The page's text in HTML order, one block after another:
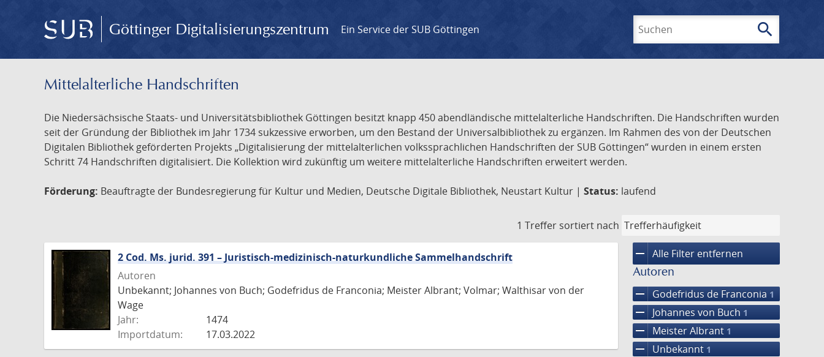
Göttinger Digitalisierungszentrum Ein Service der SUB Göttingen search
Mittelalterliche Handschriften
Die Niedersächsische Staats- und Universitätsbibliothek Göttingen besitzt knapp 450 abendländische mittelalterliche Handschriften. Die Handschriften wurden
seit der Gründung der Bibliothek im Jahr 1734 sukzessive erworben, um den Bestand der Universalbibliothek zu ergänzen. Im Rahmen des von der Deutschen
Digitalen Bibliothek geförderten Projekts „Digitalisierung der mittelalterlichen volkssprachlichen Handschriften der SUB Göttingen“ wurden in einem ersten
Schritt 74 Handschriften digitalisiert. Die Kollektion wird zukünftig um weitere mittelalterliche Handschriften erweitert werden.
Förderung: Beauftragte der Bundesregierung für Kultur und Medien, Deutsche Digitale Bibliothek, Neustart Kultur | Status: laufend
1 Treffer sortiert nach
remove Alle Filter entfernen
Autoren
remove Godefridus de Franconia 1
remove Johannes von Buch 1
remove Meister Albrant 1
remove Unbekannt 1
2 Cod. Ms. jurid. 391 – Juristisch-medizinisch-naturkundliche Sammelhandschrift
Autoren
Unbekannt; Johannes von Buch; Godefridus de Franconia; Meister Albrant; Volmar; Walthisar von der
Wage
Jahr:
1474
Importdatum:
17.03.2022